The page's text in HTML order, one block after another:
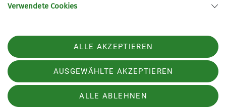
Sektion Weimar des Deutschen Alpenvereins e.V.
Kromsdorfer Str. 11
99427 Weimar
Telefon +4936432523314
Datenschutz-Einstellungen
Datenschutz
Verwendete Cookies
ALLE AKZEPTIEREN
AUSGEWÄHLTE AKZEPTIEREN
ALLE ABLEHNEN